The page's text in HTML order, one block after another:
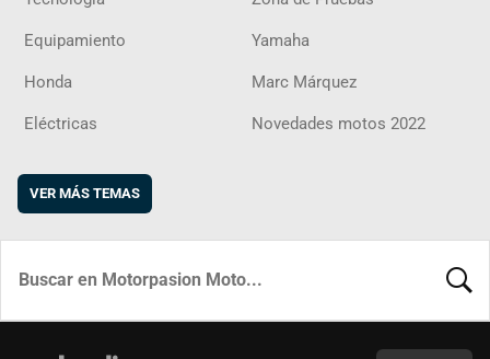
Equipamiento Yamaha
Honda Marc Márquez
Eléctricas Novedades motos 2022
VER MÁS TEMAS